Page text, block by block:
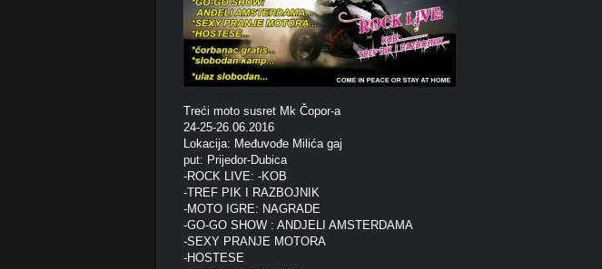
Treći moto susret Mk Čopor-a
24-25-26.06.2016
Lokacija: Međuvođe Milića gaj
put: Prijedor-Dubica
-ROCK LIVE: -KOB
-TREF PIK I RAZBOJNIK
-MOTO IGRE: NAGRADE
-GO-GO SHOW : ANDJELI AMSTERDAMA
-SEXY PRANJE MOTORA
-HOSTESE